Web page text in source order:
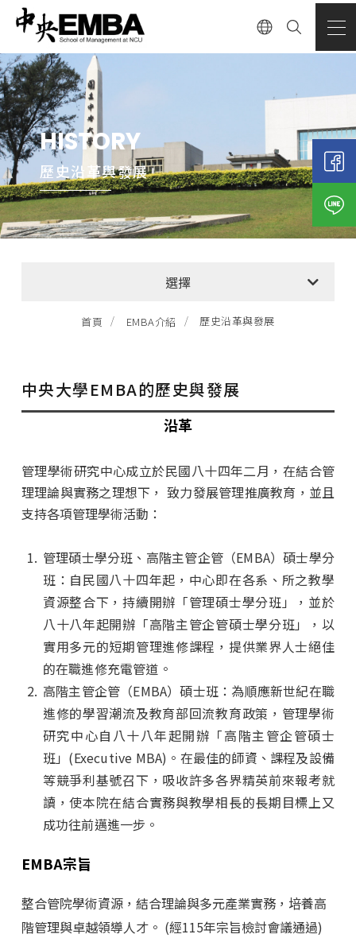
HISTORY
歷史沿革與發展
選擇
歷史沿革與發展
特色與優勢
師資陣容與服務團隊
EMBA課程規劃
學分班課程資訊
論文與修業規定
地理位置與教學環境
學員大數據
EMBA校友服務
EMBA校友會與社團簡介
首頁 EMBA介紹 歷史沿革與發展
中央大學EMBA的歷史與發展
沿革
管理學術研究中心成立於民國八十四年二月，在結合管
理理論與實務之理想下， 致力發展管理推廣教育，並且
支持各項管理學術活動：
管理碩士學分班、高階主管企管（EMBA）碩士學分
班：自民國八十四年起，中心即在各系、所之教學
資源整合下，持續開辦「管理碩士學分班」，並於
八十八年起開辦「高階主管企管碩士學分班」，以
實用多元的短期管理進修課程，提供業界人士絕佳
的在職進修充電管道。
高階主管企管（EMBA）碩士班：為順應新世紀在職
進修的學習潮流及教育部回流教育政策，管理學術
研究中心自八十八年起開辦「高階主管企管碩士
班」(Executive MBA)。在最佳的師資、課程及設備
等競爭利基號召下，吸收許多各界精英前來報考就
讀，使本院在結合實務與教學相長的長期目標上又
成功往前邁進一步。
EMBA宗旨
整合管院學術資源，結合理論與多元產業實務，培養高
階管理與卓越領導人才。 (經115年宗旨檢討會議通過)